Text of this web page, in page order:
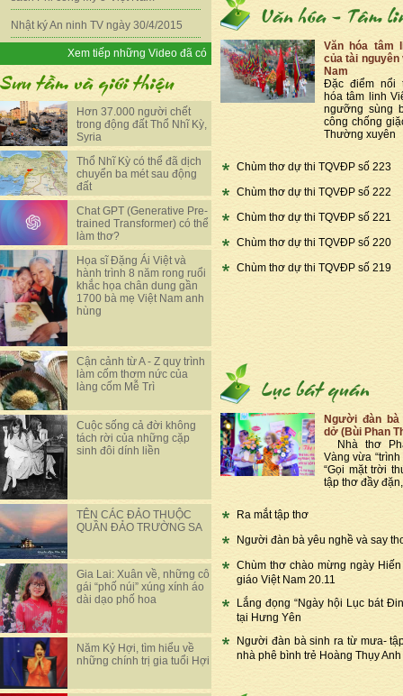
Nhật ký An ninh TV ngày 30/4/2015
Xem tiếp những Video đã có
Hơn 37.000 người chết
trong động đất Thổ Nhĩ Kỳ,
Syria
Thổ Nhĩ Kỳ có thể đã dịch
chuyển ba mét sau động
đất
Chat GPT (Generative Pre-
trained Transformer) có thể
làm thơ?
Họa sĩ Đặng Ái Việt và
hành trình 8 năm rong ruổi
khắc họa chân dung gần
1700 bà mẹ Việt Nam anh
hùng
Cận cảnh từ A - Z quy trình
làm cốm thơm nức của
làng cốm Mễ Trì
Cuộc sống cả đời không
tách rời của những cặp
sinh đôi dính liền
TÊN CÁC ĐẢO THUỘC
QUẦN ĐẢO TRƯỜNG SA
Gia Lai: Xuân về, những cô
gái “phố núi” xúng xính áo
dài dạo phố hoa
Năm Kỷ Hợi, tìm hiểu về
những chính trị gia tuổi Hợi
Văn hóa tâm
của tài nguyên
Nam
Đặc điểm nổi
hóa tâm linh
ngưỡng sùng
công chống
Thường xuyên
Chùm thơ dự thi TQVĐP số 223
Chùm thơ dự thi TQVĐP số 222
Chùm thơ dự thi TQVĐP số 221
Chùm thơ dự thi TQVĐP số 220
Chùm thơ dự thi TQVĐP số 219
Người đàn
dở (Bùi Phan
Nhà thơ
Vàng vừa
“Gọi mặt trời
tập thơ đầy
Ra mắt tập thơ
Người đàn bà yêu nghề và say
Chùm thơ chào mừng ngày
giáo Việt Nam 20.11
Lắng đọng “Ngày hội Lục bát
tại Hưng Yên
Người đàn bà sinh ra từ mưa-
nhà phê bình trẻ Hoàng Thụy Anh